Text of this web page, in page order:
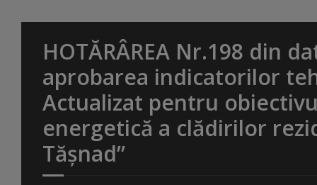
HOTĂRÂREA Nr.198 din
aprobarea indicatorilor
Actualizat pentru
energetică a clădirilor
Tășnad”